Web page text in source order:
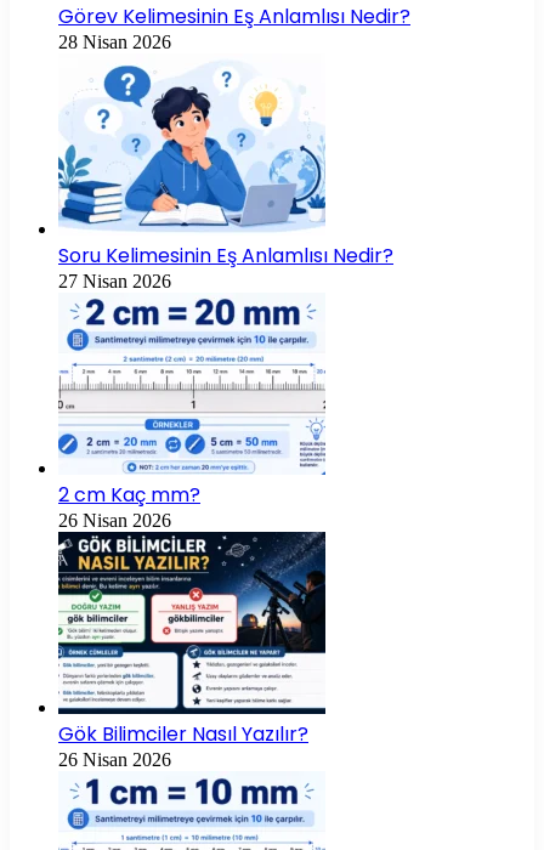
Görev Kelimesinin Eş Anlamlısı Nedir?
28 Nisan 2026
Soru Kelimesinin Eş Anlamlısı Nedir?
27 Nisan 2026
2 cm Kaç mm?
26 Nisan 2026
Gök Bilimciler Nasıl Yazılır?
26 Nisan 2026